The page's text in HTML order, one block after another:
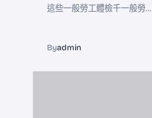
這些一般勞工體檢千一般勞…
Byadmin